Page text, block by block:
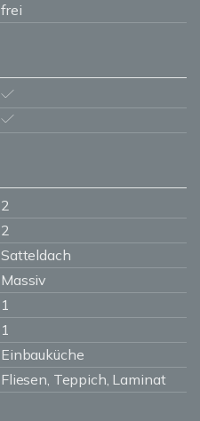
frei
2
2
Satteldach
Massiv
1
1
Einbauküche
Fliesen, Teppich, Laminat